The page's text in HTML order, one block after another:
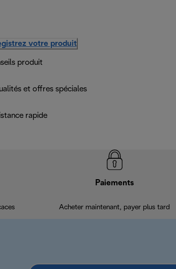
votre produit
produit
et offres spéciales
rapide
Paiements
Acheter maintenant, payer plus tard